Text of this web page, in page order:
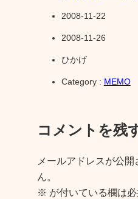
2008-11-22
2008-11-26
ひかげ
Category : MEMO
コメントを残
メールアドレスが公
ん。
※ が付いている欄は